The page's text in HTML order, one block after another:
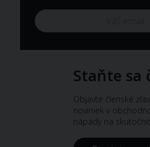
Staňte sa
Objavte členské
noviniek v
nápady na